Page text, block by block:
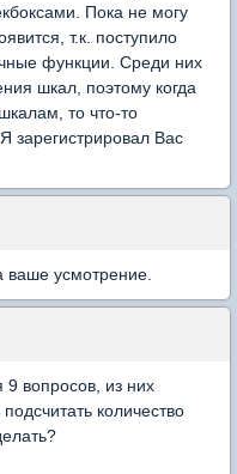
Пока не могу
т.к. поступило
функции. Среди них
шкал, поэтому когда
то что-то
зарегистрировал Вас
ваше усмотрение.
9 вопросов, из них
количество